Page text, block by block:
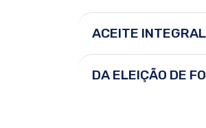
ACEITE
DA ELEIÇÃO DE